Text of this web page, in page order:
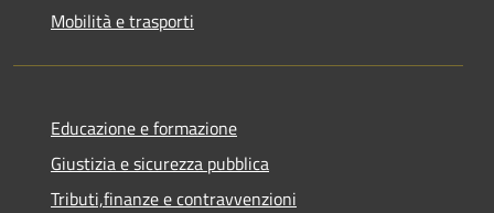
Mobilità e trasporti
Educazione e formazione
Giustizia e sicurezza pubblica
Tributi,finanze e contravvenzioni